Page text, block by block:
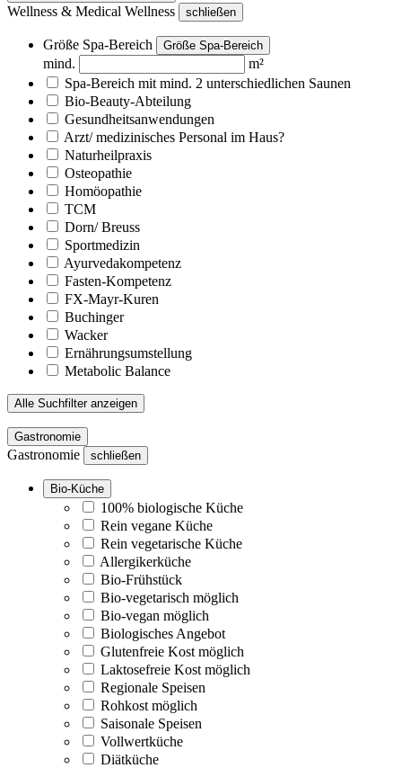
Wellness & Medical Wellness schließen
Größe Spa-Bereich Größe Spa-Bereich
mind.
m²
Spa-Bereich mit mind. 2 unterschiedlichen Saunen
Bio-Beauty-Abteilung
Gesundheitsanwendungen
Arzt/ medizinisches Personal im Haus?
Naturheilpraxis
Osteopathie
Homöopathie
TCM
Dorn/ Breuss
Sportmedizin
Ayurvedakompetenz
Fasten-Kompetenz
FX-Mayr-Kuren
Buchinger
Wacker
Ernährungsumstellung
Metabolic Balance
Alle Suchfilter anzeigen
Gastronomie
Gastronomie schließen
Bio-Küche
100% biologische Küche
Rein vegane Küche
Rein vegetarische Küche
Allergikerküche
Bio-Frühstück
Bio-vegetarisch möglich
Bio-vegan möglich
Biologisches Angebot
Glutenfreie Kost möglich
Laktosefreie Kost möglich
Regionale Speisen
Rohkost möglich
Saisonale Speisen
Vollwertküche
Diätküche